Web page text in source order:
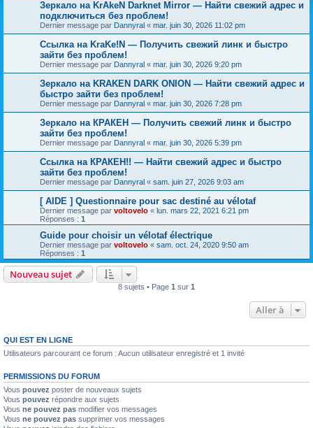
Зеркало на KrAkeN Darknet Mirror — Найти свежий адрес и
подключиться без проблем!
Dernier message par Dannyral « mar. juin 30, 2026 11:02 pm
Ссылка на KraKe!N — Получить свежий линк и быстро
зайти без проблем!
Dernier message par Dannyral « mar. juin 30, 2026 9:20 pm
Зеркало на KRAKEN DARK ONION — Найти свежий адрес и
быстро зайти без проблем!
Dernier message par Dannyral « mar. juin 30, 2026 7:28 pm
Зеркало на КРАКЕН — Получить свежий линк и быстро
зайти без проблем!
Dernier message par Dannyral « mar. juin 30, 2026 5:39 pm
Ссылка на КРАКЕН!! — Найти свежий адрес и быстро
зайти без проблем!
Dernier message par Dannyral « sam. juin 27, 2026 9:03 am
[ AIDE ] Questionnaire pour sac destiné au vélotaf
Dernier message par voltovelo « lun. mars 22, 2021 6:21 pm
Réponses : 1
Guide pour choisir un vélotaf électrique
Dernier message par voltovelo « sam. oct. 24, 2020 9:50 am
Réponses : 1
Nouveau sujet
8 sujets • Page 1 sur 1
Aller à
QUI EST EN LIGNE
Utilisateurs parcourant ce forum : Aucun utilisateur enregistré et 1 invité
PERMISSIONS DU FORUM
Vous pouvez poster de nouveaux sujets
Vous pouvez répondre aux sujets
Vous ne pouvez pas modifier vos messages
Vous ne pouvez pas supprimer vos messages